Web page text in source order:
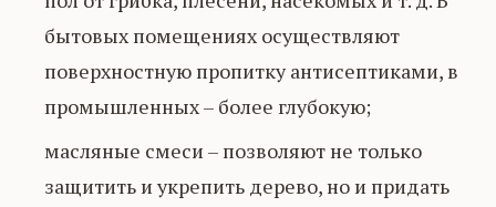
бытовых помещениях осуществляют
поверхностную пропитку антисептиками, в
промышленных – более глубокую;
масляные смеси – позволяют не только
защитить и укрепить дерево, но и придать